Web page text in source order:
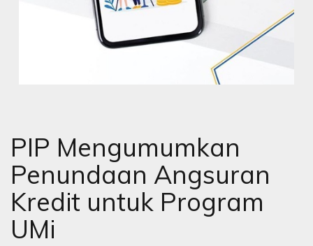
PIP Mengumumkan
Penundaan Angsuran
Kredit untuk Program
UMi